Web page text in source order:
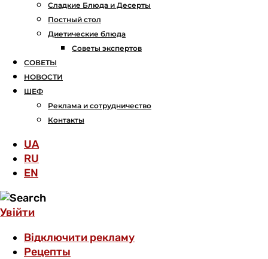
Сладкие Блюда и Десерты
Постный стол
Диетические блюда
Советы экспертов
СОВЕТЫ
НОВОСТИ
ШЕФ
Реклама и сотрудничество
Контакты
UA
RU
EN
Увійти
Відключити рекламу
Рецепты